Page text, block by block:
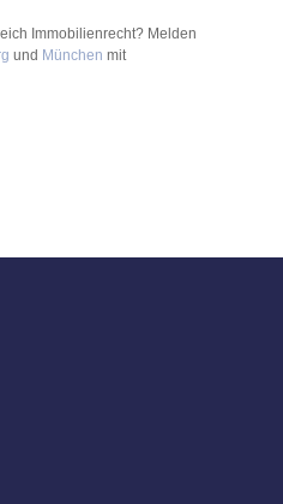
Immobilienrecht? Melden
und München mit